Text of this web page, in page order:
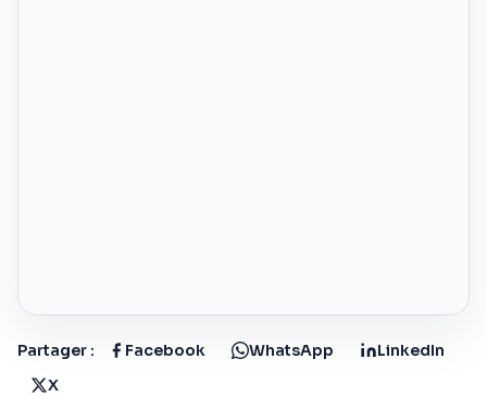
Partager : Facebook WhatsApp
LinkedIn
X